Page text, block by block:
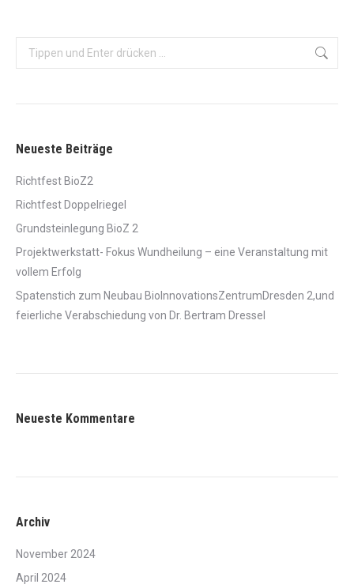
Search:
Neueste Beiträge
Richtfest BioZ2
Richtfest Doppelriegel
Grundsteinlegung BioZ 2
Projektwerkstatt- Fokus Wundheilung – eine Veranstaltung mit
vollem Erfolg
Spatenstich zum Neubau BioInnovationsZentrumDresden 2,und
feierliche Verabschiedung von Dr. Bertram Dressel
Neueste Kommentare
Archiv
November 2024
April 2024